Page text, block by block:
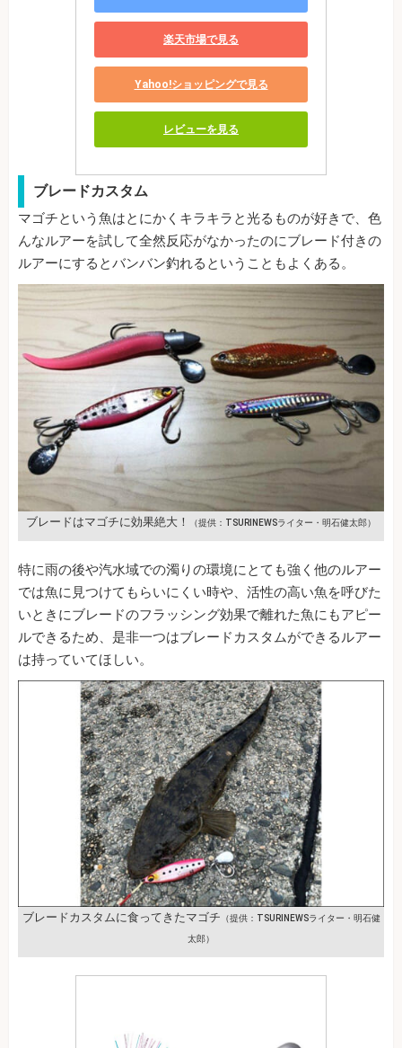
楽天市場で見る
Yahoo!ショッピングで見る
レビューを見る
ブレードカスタム
マゴチという魚はとにかくキラキラと光るものが好きで、色
んなルアーを試して全然反応がなかったのにブレード付きの
ルアーにするとバンバン釣れるということもよくある。
ブレードはマゴチに効果絶大！ （提供：TSURINEWSライター・明石健太郎）
特に雨の後や汽水域での濁りの環境にとても強く他のルアー
では魚に見つけてもらいにくい時や、活性の高い魚を呼びた
いときにブレードのフラッシング効果で離れた魚にもアピー
ルできるため、是非一つはブレードカスタムができるルアー
は持っていてほしい。
ブレードカスタムに食ってきたマゴチ （提供：TSURINEWSライター・明石健
太郎）